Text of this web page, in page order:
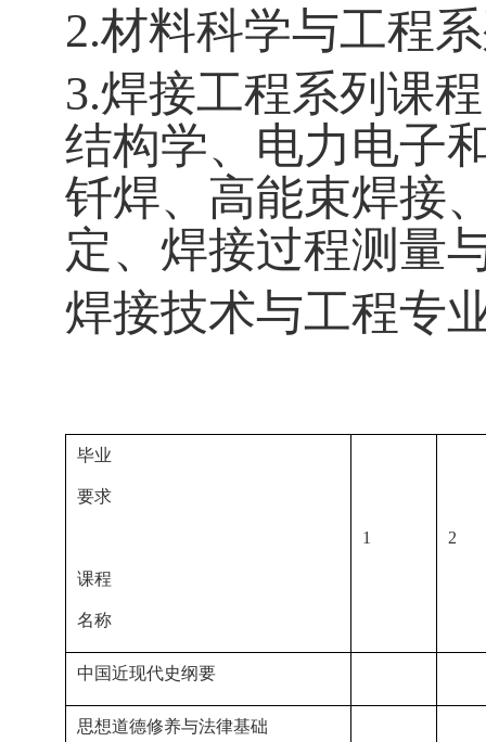
2.材料科学与工程
3.焊接工程系列课
结构学、电力电子
钎焊、高能束焊接
定、焊接过程测量
焊接技术与工程专
毕业
要求
课程
名称
1 2
中国近现代史纲要
思想道德修养与法律基础